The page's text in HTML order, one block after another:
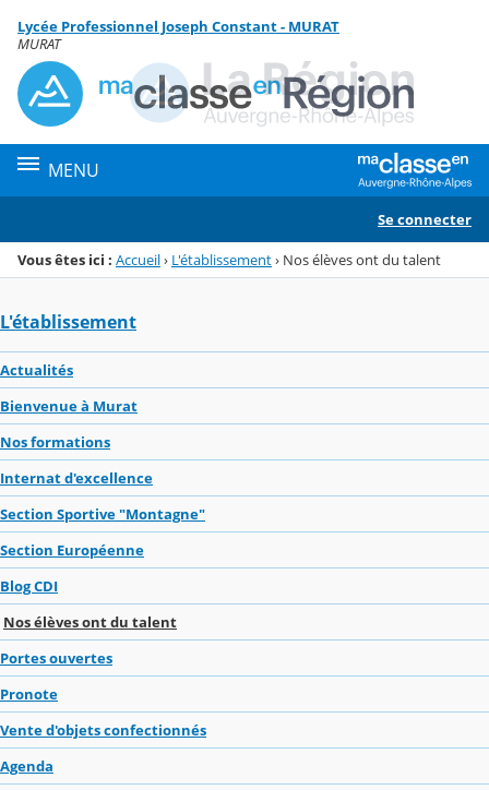
Menu de la rubrique
Contenu
Lycée Professionnel Joseph Constant - MURAT
MURAT
MENU
Se connecter
Vous êtes ici : Accueil› L'établissement› Nos élèves ont du talent
L'établissement
Actualités
Bienvenue à Murat
Nos formations
Internat d'excellence
Section Sportive "Montagne"
Section Européenne
Blog CDI
Nos élèves ont du talent
Portes ouvertes
Pronote
Vente d'objets confectionnés
Agenda